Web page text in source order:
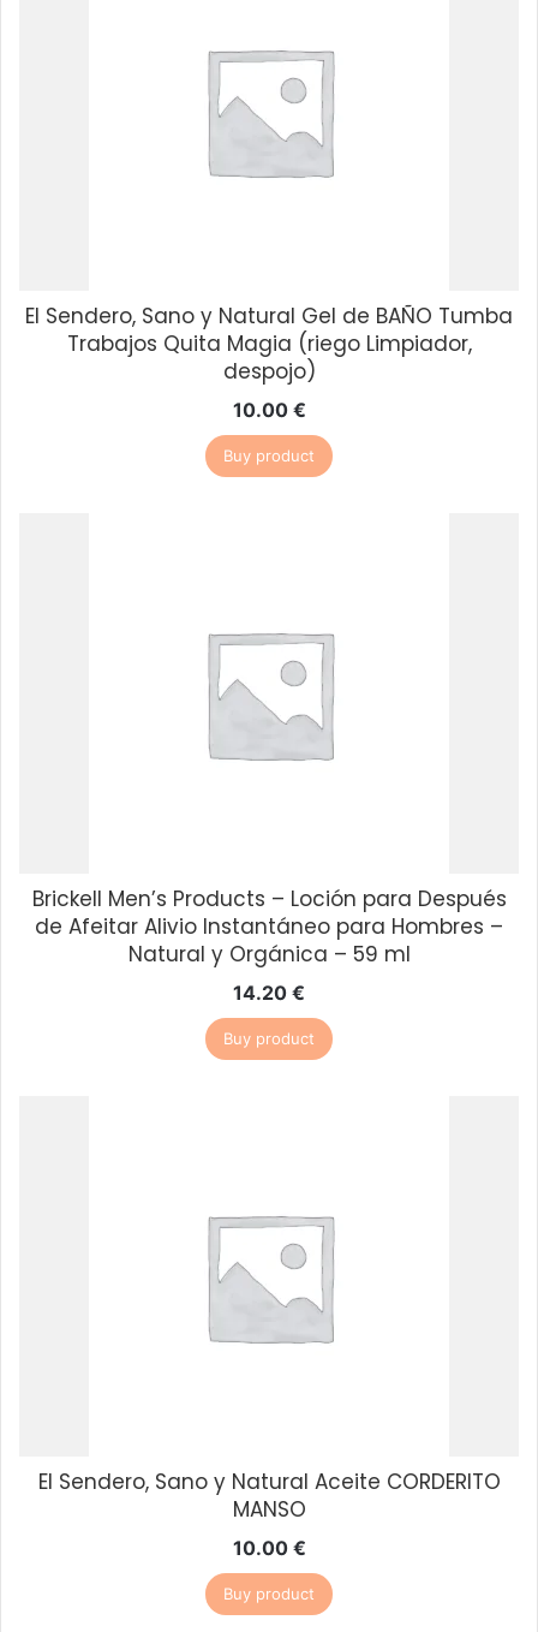
El Sendero, Sano y Natural Gel de BAÑO Tumba
Trabajos Quita Magia (riego Limpiador,
despojo)
10.00 €
Buy product
Brickell Men’s Products – Loción para Después
de Afeitar Alivio Instantáneo para Hombres –
Natural y Orgánica – 59 ml
14.20 €
Buy product
El Sendero, Sano y Natural Aceite CORDERITO
MANSO
10.00 €
Buy product